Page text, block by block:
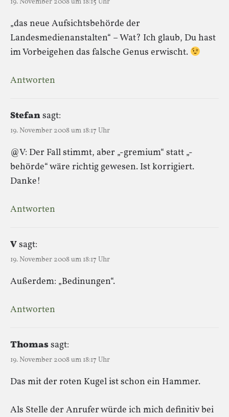
„das neue Aufsichtsbehörde der
Landesmedienanstalten“ – Wat? Ich glaub, Du hast
im Vorbeigehen das falsche Genus erwischt.
Antworten
Stefansagt:
19. November 2008 um 18:17 Uhr
@V: Der Fall stimmt, aber „-gremium“ statt „-
behörde“ wäre richtig gewesen. Ist korrigiert.
Danke!
Antworten
Vsagt:
19. November 2008 um 18:17 Uhr
Außerdem: „Bedinungen“.
Antworten
Thomassagt:
19. November 2008 um 18:17 Uhr
Das mit der roten Kugel ist schon ein Hammer.
Als Stelle der Anrufer würde ich mich definitiv bei